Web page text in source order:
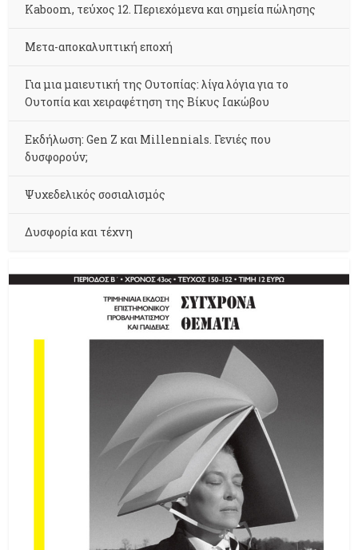
Kaboom, τεύχος 12. Περιεχόμενα και σημεία πώλησης
Μετα-αποκαλυπτική εποχή
Για μια μαιευτική της Ουτοπίας: λίγα λόγια για το
Ουτοπία και χειραφέτηση της Βίκυς Ιακώβου
Εκδήλωση: Gen Z και Millennials. Γενιές που
δυσφορούν;
Ψυχεδελικός σοσιαλισμός
Δυσφορία και τέχνη